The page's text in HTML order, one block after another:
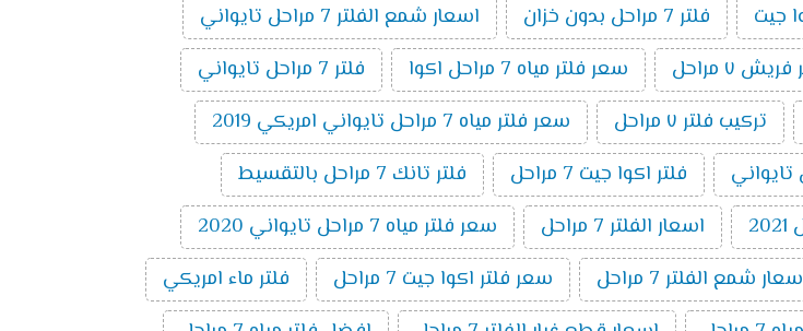
فلتر 7 مراحل بدون خزان
اسعار شمع الفلتر 7 مراحل تايواني
٧ مراحل سعر فلتر مياه 7 مراحل اكوا
فلتر 7 مراحل تايواني
تركيب فلتر ٧ مراحل
سعر فلتر مياه 7 مراحل تايواني امريكي 2019
فلتر اكوا جيت 7 مراحل
فلتر تانك 7 مراحل بالتقسيط
اسعار الفلتر 7 مراحل
سعر فلتر مياه 7 مراحل تايواني 2020
شمع الفلتر 7 مراحل سعر فلتر اكوا جيت 7 مراحل
فلتر ماء امريكي